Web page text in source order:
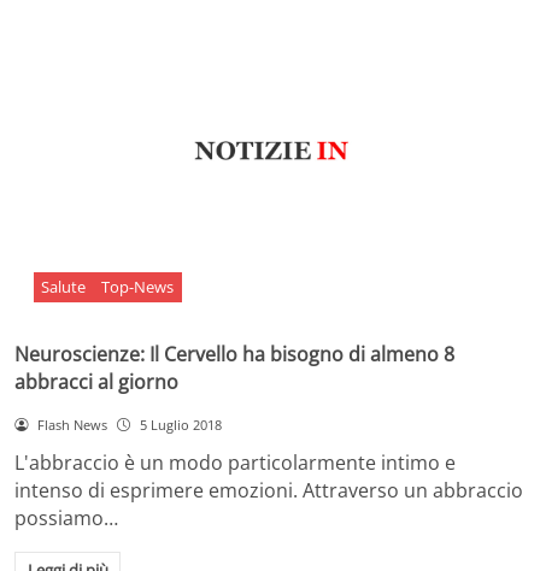
Salute Top-News
Neuroscienze: Il Cervello ha bisogno di almeno 8
abbracci al giorno
Flash News 5 Luglio 2018
L'abbraccio è un modo particolarmente intimo e
intenso di esprimere emozioni. Attraverso un abbraccio
possiamo…